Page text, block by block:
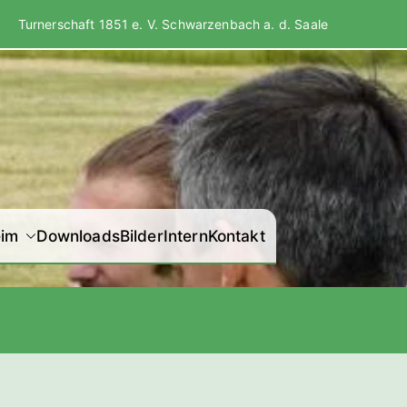
Turnerschaft 1851 e. V. Schwarzenbach a. d. Saale
Turnerschaft
a.
DownloadsBilderInternKontakt